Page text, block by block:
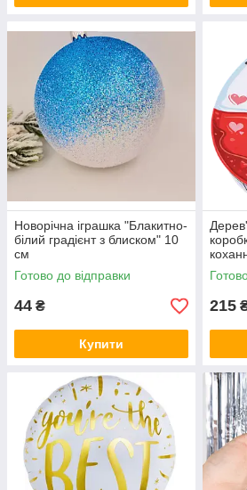
Новорічна іграшка "Блакитно-
білий градієнт з блиском" 10
см
Готово до відправки
44 ₴
Купити
215